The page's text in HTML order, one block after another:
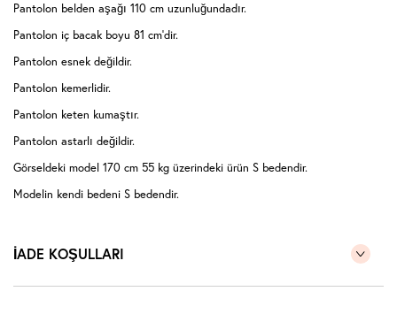
Pantolon belden aşağı 110 cm uzunluğundadır.
Pantolon iç bacak boyu 81 cm'dir.
Pantolon esnek değildir.
Pantolon kemerlidir.
Pantolon keten kumaştır.
Pantolon astarlı değildir.
Görseldeki model 170 cm 55 kg üzerindeki ürün S bedendir.
Modelin kendi bedeni S bedendir.
İADE KOŞULLARI